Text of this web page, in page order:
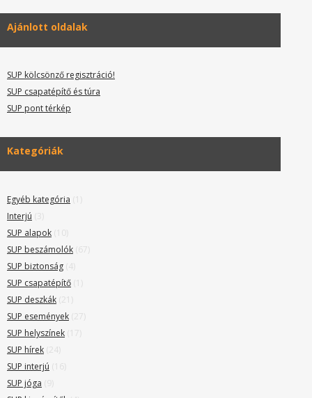
Ajánlott oldalak
SUP kölcsönző regisztráció!
SUP csapatépítő és túra
SUP pont térkép
Kategóriák
Egyéb kategória (1)
Interjú (3)
SUP alapok (10)
SUP beszámolók (67)
SUP biztonság (4)
SUP csapatépítő (1)
SUP deszkák (21)
SUP események (27)
SUP helyszínek (17)
SUP hírek (24)
SUP interjú (16)
SUP jóga (9)